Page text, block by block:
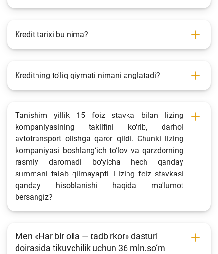
Kredit tarixi bu nima?
Kreditning to'liq qiymati nimani anglatadi?
Tanishim yillik 15 foiz stavka bilan lizing
kompaniyasining taklifini ko‘rib, darhol
avtotransport olishga qaror qildi. Chunki lizing
kompaniyasi boshlang‘ich to‘lov va qarzdorning
rasmiy daromadi bo‘yicha hech qanday
summani talab qilmayapti. Lizing foiz stavkasi
qanday hisoblanishi haqida ma'lumot
bersangiz?
Men «Har bir oila — tadbirkor» dasturi
doirasida tikuvchilik uchun 36 mln.so‘m